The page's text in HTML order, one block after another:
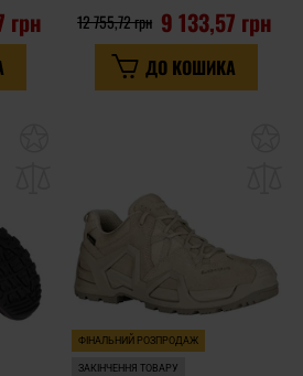
грн 9 133,57 грн
12 755,72 грн
ДО КОШИКА
уподобань
ФІНАЛЬНИЙ РОЗПРОДАЖ
ЗАКІНЧЕННЯ ТОВАРУ